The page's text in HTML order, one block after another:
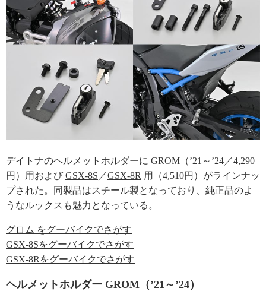
デイトナのヘルメットホルダーに GROM （’21～’24／4,290
円）用および GSX-8S ／GSX-8R 用（4,510円）がラインナッ
プされた。同製品はスチール製となっており、純正品のよ
うなルックスも魅力となっている。
グロム をグーバイクでさがす
GSX-8Sをグーバイクでさがす
GSX-8Rをグーバイクでさがす
ヘルメットホルダー GROM（’21～’24）